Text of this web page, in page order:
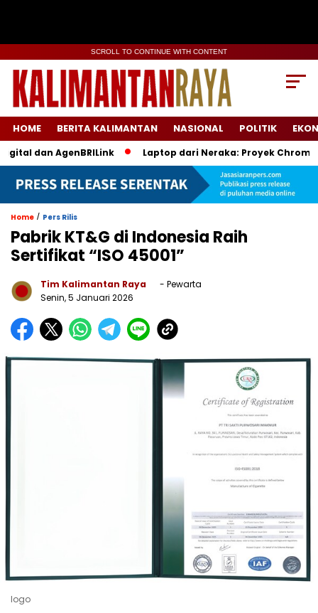
SCROLL TO CONTINUE WITH CONTENT
HOME BERITA KALIMANTAN NASIONAL POLITIK
dan AgenBRILink Laptop dari Neraka: Proyek
Home / Pers Rilis
Pabrik KT&G di Indonesia Raih
Sertifikat “ISO 45001”
Tim Kalimantan Raya
- Pewarta
Senin, 5 Januari 2026
logo